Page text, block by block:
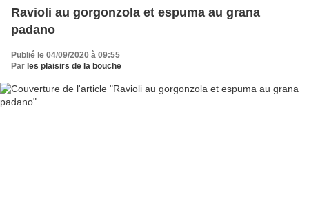
Ravioli au gorgonzola et espuma au grana
padano
Publié le 04/09/2020 à 09:55
Par les plaisirs de la bouche